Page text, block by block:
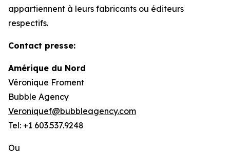
appartiennent à leurs fabricants ou éditeurs
respectifs.
Contact presse:
Amérique du Nord
Véronique Froment
Bubble Agency
Veroniquef@bubbleagency.com
Tel: +1 603.537.9248
Ou